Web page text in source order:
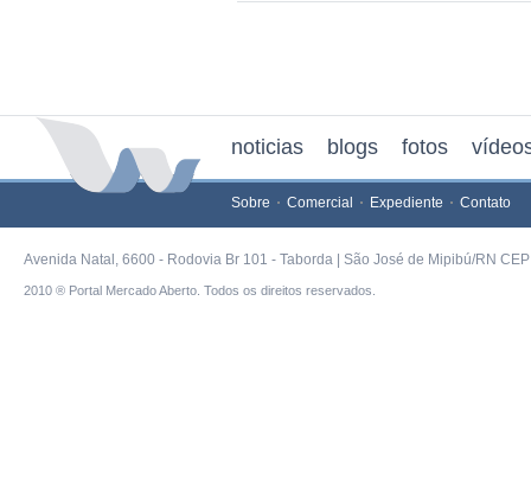
noticias blogs fotos
Sobre Comercial Expediente Contato
Avenida Natal, 6600 - Rodovia Br 101 - Taborda | São José de Mipibú/RN
2010 ® Portal Mercado Aberto. Todos os direitos reservados.